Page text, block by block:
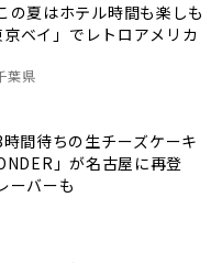
の夏はホテル時間も楽しも
ベイ」でレトロアメリカ
葉県
時間待ちの生チーズケーキ
」が名古屋に再登
ーバーも